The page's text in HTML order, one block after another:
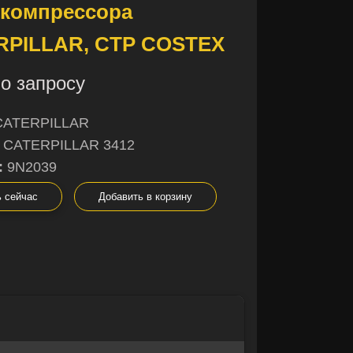
CTP COSTEX
запросу
CATERPILLAR 3412
9N2039
сейчас Добавить в корзину